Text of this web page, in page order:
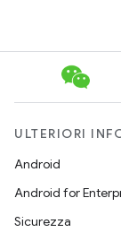
ULTERIORI
Android
Android for
Sicurezza